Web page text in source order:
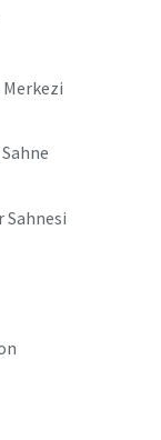
Merkezi
Sahnesi